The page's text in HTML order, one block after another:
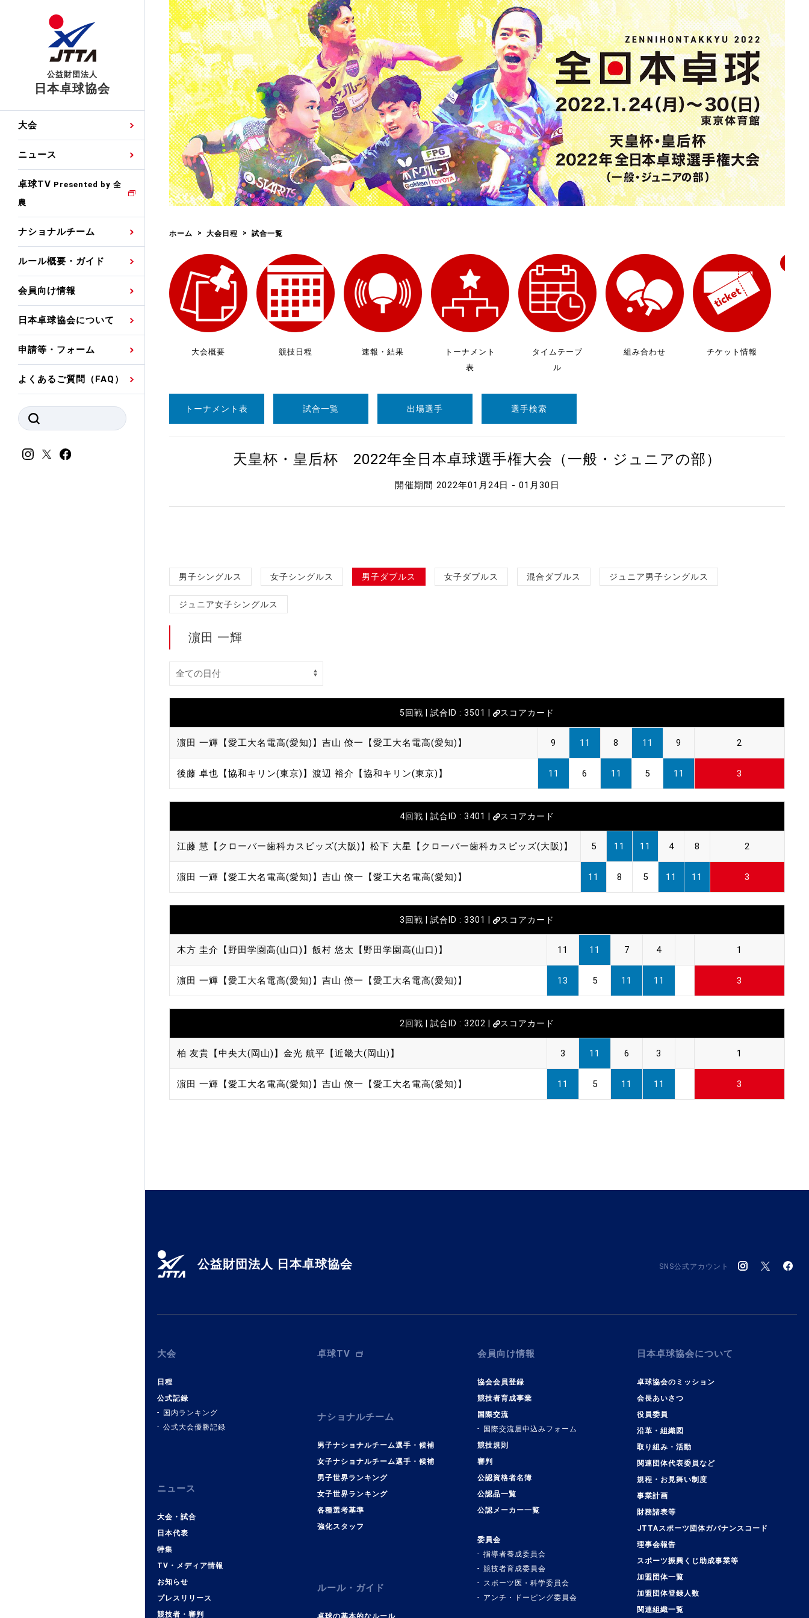
公益財団法人
日本卓球協会
大会 日程
公式記録
国内ランキング
ニュース
大会・試合
日本代表
特集
プレスリリース
競技者(パスウェイ)・審判
その他
卓球TV Presented by 全
農
ナショナルチーム
男子ナショナルチーム選
手・候補
女子ナショナルチーム選
手・候補
男子世界ランキング
女子世界ランキング
各種選考基準
強化スタッフ
ルール概要・ガイド
卓球の基本的なルール
競技規則
観戦ガイド
会員向け情報
協会会員登録
ゼッケンについて
競技者育成事業
公認資格者名簿
公認品一覧
公認メーカー一覧
指導者養成委員会
スポーツ医・科学委員会
日本卓球協会について
卓球協会のミッション
会長あいさつ
役員委員
関連団体代表委員など
規程・お見舞い制度
ハンドブックデータ
申請等・フォーム
国際交流届申込みフォーム
国際大会自主参加申請
競技ウエア広告申請
審判員ネームプレート制作
申込
よくあるご質問（FAQ）
ホーム 大会日程 試合一覧
大会概要 競技日程 速報・結果
トーナメント
表
タイムテーブ
ル
組み合わせ チケット情報
トーナメント表 試合一覧 出場選手 選手検索
天皇杯・皇后杯 2022年全日本卓球選手権大会（一般・ジュニアの部）
開催期間 2022年01月24日 - 01月30日
男子シングルス 女子シングルス 男子ダブルス 女子ダブルス 混合ダブルス ジュニア男子シングルス
ジュニア女子シングルス
濵田 一輝
5回戦 | 試合ID : 3501 | スコアカード
濵田 一輝【愛工大名電高(愛知)】 吉山 僚一【愛工大名電高(愛知)】 9 11 8 11 9 2
後藤 卓也【協和キリン(東京)】 渡辺 裕介【協和キリン(東京)】 11 6 11 5 11 3
4回戦 | 試合ID : 3401 | スコアカード
江藤 慧【クローバー歯科カスピッズ(大阪)】 松下 大星【クローバー歯科カスピッズ(大阪)】 5 11 11 4 8 2
濵田 一輝【愛工大名電高(愛知)】 吉山 僚一【愛工大名電高(愛知)】 11 8 5 11 11 3
3回戦 | 試合ID : 3301 | スコアカード
木方 圭介【野田学園高(山口)】 飯村 悠太【野田学園高(山口)】 11 11 7 4 1
濵田 一輝【愛工大名電高(愛知)】 吉山 僚一【愛工大名電高(愛知)】 13 5 11 11 3
2回戦 | 試合ID : 3202 | スコアカード
柏 友貴【中央大(岡山)】 金光 航平【近畿大(岡山)】 3 11 6 3 1
濵田 一輝【愛工大名電高(愛知)】 吉山 僚一【愛工大名電高(愛知)】 11 5 11 11 3
公益財団法人 日本卓球協会 SNS公式アカウント
大会
日程
公式記録
国内ランキング
公式大会優勝記録
ニュース
大会・試合
日本代表
特集
TV・メディア情報
お知らせ
プレスリリース
競技者・審判
卓球TV
ナショナルチーム
男子ナショナルチーム選手・候補
女子ナショナルチーム選手・候補
男子世界ランキング
女子世界ランキング
各種選考基準
強化スタッフ
ルール・ガイド
卓球の基本的なルール
会員向け情報
協会会員登録
競技者育成事業
国際交流
国際交流届申込みフォーム
競技規則
審判
公認資格者名簿
公認品一覧
公認メーカー一覧
委員会
指導者養成委員会
競技者育成委員会
スポーツ医・科学委員会
アンチ・ドーピング委員会
日本卓球協会について
卓球協会のミッション
会長あいさつ
役員委員
沿革・組織図
取り組み・活動
関連団体代表委員など
規程・お見舞い制度
事業計画
財務諸表等
JTTAスポーツ団体ガバナンスコード
理事会報告
スポーツ振興くじ助成事業等
加盟団体一覧
加盟団体登録人数
関連組織一覧